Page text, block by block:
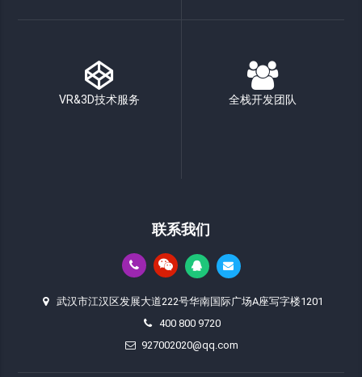
VR&3D技术服务 全栈开发团队
联系我们
武汉市江汉区发展大道222号华南国际广场A座写字楼1201
400 800 9720
927002020@qq.com